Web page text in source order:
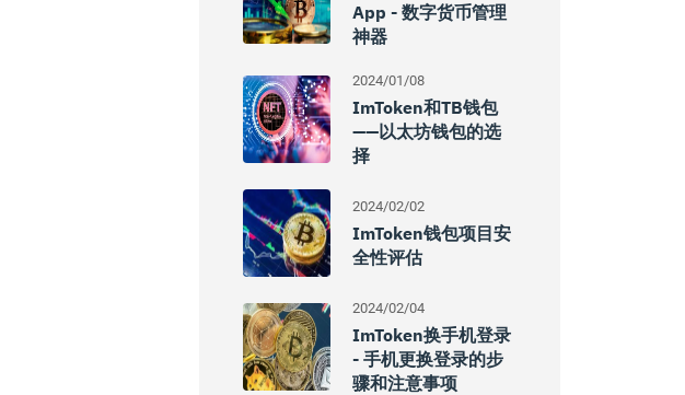
App - 数字货币管理
神器
2024/01/08
ImToken和TB钱包
——以太坊钱包的选
择
2024/02/02
ImToken钱包项目安
全性评估
2024/02/04
ImToken换手机登录
- 手机更换登录的步
骤和注意事项